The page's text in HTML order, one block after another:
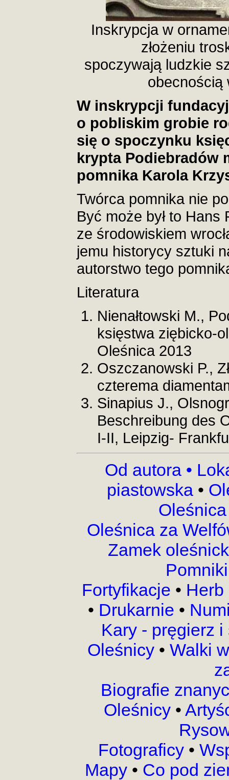
Inskrypcja w
złożeniu
spoczywają ludzkie
obecnością
W inskrypcji
o pobliskim grobie
się o spoczynku
krypta Podiebradów
pomnika Karola
Twórca pomnika nie
Być może był to
ze środowiskiem
jemu historycy sztuki
autorstwo tego
Literatura
Nienałtowski M.,
księstwa ziębicko-
Oleśnica 2013
Oszczanowski P.,
czterema
Sinapius J.,
Beschreibung des
I-II, Leipzig-
Od autora •
piastowska •
Oleśnica za
Zamek
Fortyfikacje •
• Drukarnie •
Kary - pręgierz
Oleśnicy • Walki
Biografie
Oleśnicy•
Fotograficy •
Mapy • Co pod